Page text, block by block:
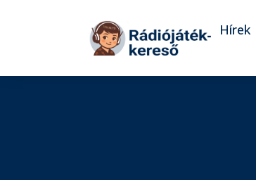
Tovább a tartalomhoz
Hírek